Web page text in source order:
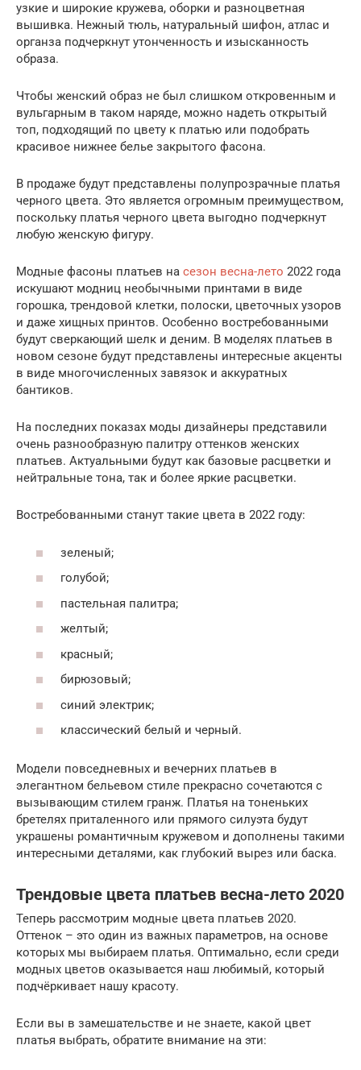
узкие и широкие кружева, оборки и разноцветная
вышивка. Нежный тюль, натуральный шифон, атлас и
органза подчеркнут утонченность и изысканность
образа.
Чтобы женский образ не был слишком откровенным и
вульгарным в таком наряде, можно надеть открытый
топ, подходящий по цвету к платью или подобрать
красивое нижнее белье закрытого фасона.
В продаже будут представлены полупрозрачные платья
черного цвета. Это является огромным преимуществом,
поскольку платья черного цвета выгодно подчеркнут
любую женскую фигуру.
Модные фасоны платьев на сезон весна-лето 2022 года
искушают модниц необычными принтами в виде
горошка, трендовой клетки, полоски, цветочных узоров
и даже хищных принтов. Особенно востребованными
будут сверкающий шелк и деним. В моделях платьев в
новом сезоне будут представлены интересные акценты
в виде многочисленных завязок и аккуратных
бантиков.
На последних показах моды дизайнеры представили
очень разнообразную палитру оттенков женских
платьев. Актуальными будут как базовые расцветки и
нейтральные тона, так и более яркие расцветки.
Востребованными станут такие цвета в 2022 году:
зеленый;
голубой;
пастельная палитра;
желтый;
красный;
бирюзовый;
синий электрик;
классический белый и черный.
Модели повседневных и вечерних платьев в
элегантном бельевом стиле прекрасно сочетаются с
вызывающим стилем гранж. Платья на тоненьких
бретелях приталенного или прямого силуэта будут
украшены романтичным кружевом и дополнены такими
интересными деталями, как глубокий вырез или баска.
Трендовые цвета платьев весна-лето 2020
Теперь рассмотрим модные цвета платьев 2020.
Оттенок – это один из важных параметров, на основе
которых мы выбираем платья. Оптимально, если среди
модных цветов оказывается наш любимый, который
подчёркивает нашу красоту.
Если вы в замешательстве и не знаете, какой цвет
платья выбрать, обратите внимание на эти: